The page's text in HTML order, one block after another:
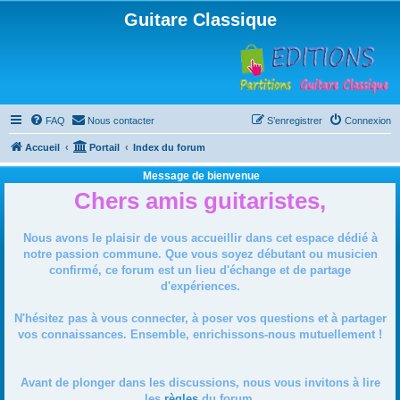
Guitare Classique
FAQ Nous contacter Connexion
S’enregistrer
Accueil Portail Index du forum
Message de bienvenue
Chers amis guitaristes,
Nous avons le plaisir de vous accueillir dans cet espace dédié à
notre passion commune. Que vous soyez débutant ou musicien
confirmé, ce forum est un lieu d'échange et de partage
d'expériences.
N'hésitez pas à vous connecter, à poser vos questions et à partager
vos connaissances. Ensemble, enrichissons-nous mutuellement !
Avant de plonger dans les discussions, nous vous invitons à lire